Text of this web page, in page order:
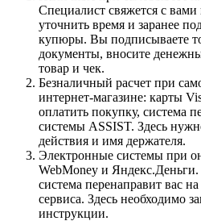
Специалист свяжется с
уточнить время и заранее
купюры. Вы подписываете
документы, вносите
товар и чек.
Безналичный расчет при
интернет-магазине: карты
оплатить покупку, система
системы ASSIST. Здесь
действия и имя держателя.
Электронные системы при
WebMoney и
система перенаправит вас
сервиса. Здесь необходимо
инструкции.